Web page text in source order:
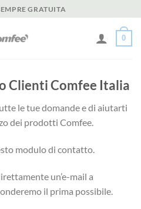
GRATUITA
0
Clienti Comfee Italia
le tue domande e di aiutarti
dei prodotti Comfee.
modulo di contatto.
un’e-mail a
il prima possibile.